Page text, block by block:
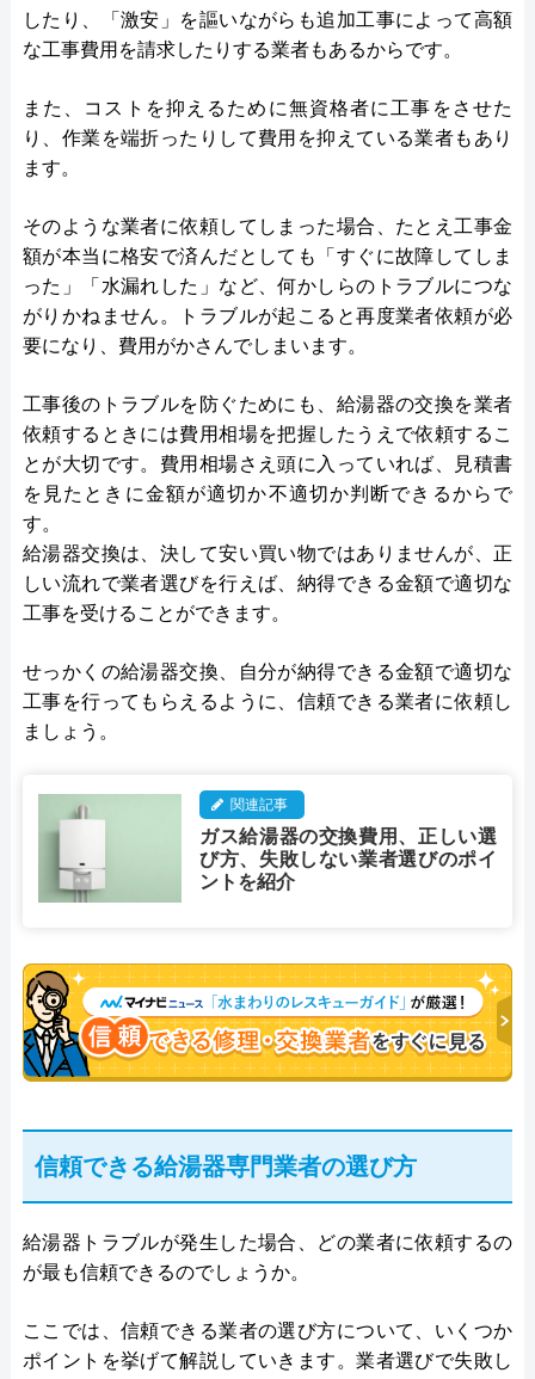
したり、「激安」を謳いながらも追加工事によって高額
な工事費用を請求したりする業者もあるからです。
また、コストを抑えるために無資格者に工事をさせた
り、作業を端折ったりして費用を抑えている業者もあり
ます。
そのような業者に依頼してしまった場合、たとえ工事金
額が本当に格安で済んだとしても「すぐに故障してしま
った」「水漏れした」など、何かしらのトラブルにつな
がりかねません。トラブルが起こると再度業者依頼が必
要になり、費用がかさんでしまいます。
工事後のトラブルを防ぐためにも、給湯器の交換を業者
依頼するときには費用相場を把握したうえで依頼するこ
とが大切です。費用相場さえ頭に入っていれば、見積書
を見たときに金額が適切か不適切か判断できるからで
す。
給湯器交換は、決して安い買い物ではありませんが、正
しい流れで業者選びを行えば、納得できる金額で適切な
工事を受けることができます。
せっかくの給湯器交換、自分が納得できる金額で適切な
工事を行ってもらえるように、信頼できる業者に依頼し
ましょう。
関連記事
ガス給湯器の交換費用、正しい選
び方、失敗しない業者選びのポイ
ントを紹介
信頼できる給湯器専門業者の選び方
給湯器トラブルが発生した場合、どの業者に依頼するの
が最も信頼できるのでしょうか。
ここでは、信頼できる業者の選び方について、いくつか
ポイントを挙げて解説していきます。業者選びで失敗し